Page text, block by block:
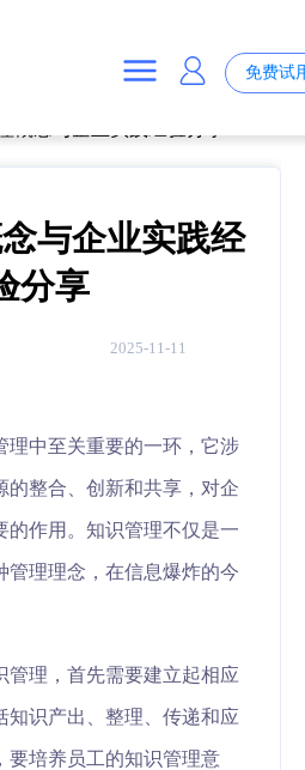
免费试
与企业实践经
分享
2025-11-11
理中至关重要的一环，它涉
的整合、创新和共享，对企
的作用。知识管理不仅是一
管理理念，在信息爆炸的今
管理，首先需要建立起相应
知识产出、整理、传递和应
要培养员工的知识管理意